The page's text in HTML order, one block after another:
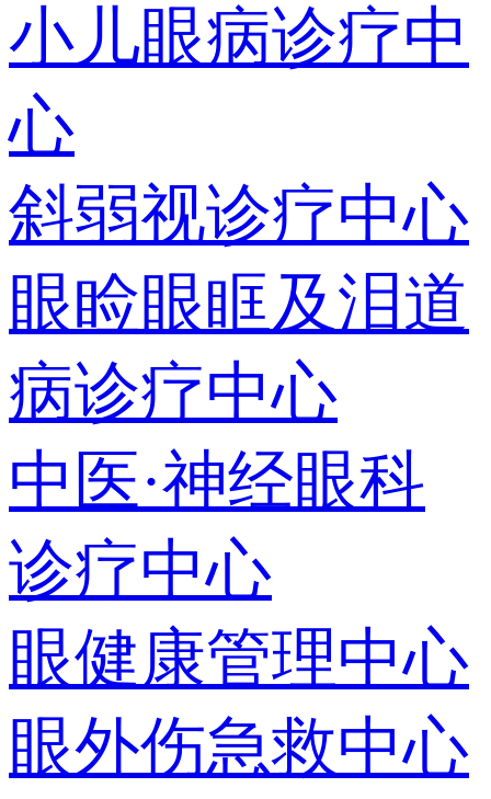
小儿眼病诊疗中
心
斜弱视诊疗中心
眼睑眼眶及泪道
病诊疗中心
中医·神经眼科
诊疗中心
眼健康管理中心
眼外伤急救中心